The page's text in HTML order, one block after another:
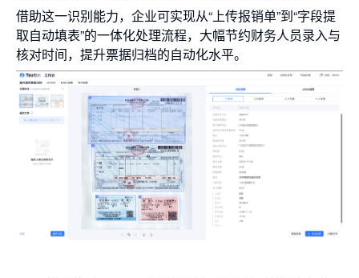
借助这一识别能力，企业可实现从“上传报销单”到“字段提
取自动填表”的一体化处理流程，大幅节约财务人员录入与
核对时间，提升票据归档的自动化水平。